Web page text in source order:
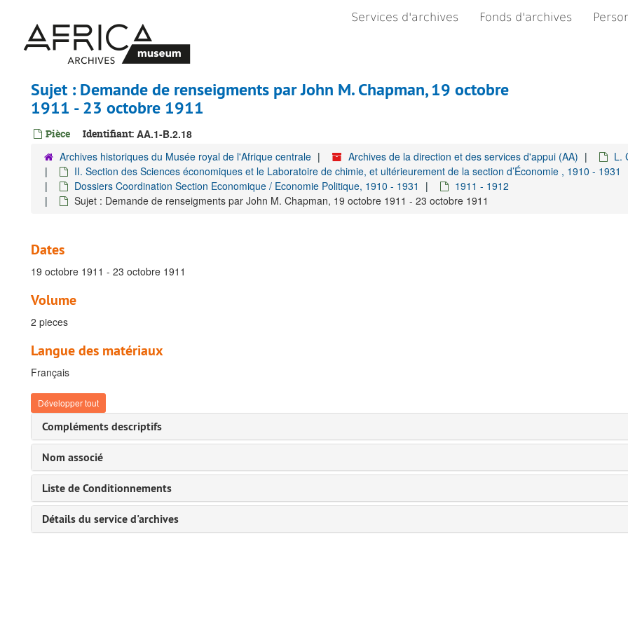
contenu
principal
Services d'archives Fonds d'archives
Sujet : Demande de renseigments par John M. Chapman, 19 octobre
1911 - 23 octobre 1911
Pièce Identifiant: AA.1-B.2.18
Archives historiques du Musée royal de l'Afrique centrale Archives de la direction et des services d'appui (AA)
L.
II. Section des Sciences économiques et le Laboratoire de chimie, et ultérieurement de la section d’Économie , 1910 - 1931
Dossiers Coordination Section Economique / Economie Politique, 1910 - 1931
1911 - 1912
Sujet : Demande de renseigments par John M. Chapman, 19 octobre 1911 - 23 octobre 1911
Dates
19 octobre 1911 - 23 octobre 1911
Volume
2 pieces
Langue des matériaux
Français
Développer tout
Compléments descriptifs
Nom associé
Liste de Conditionnements
Détails du service d'archives